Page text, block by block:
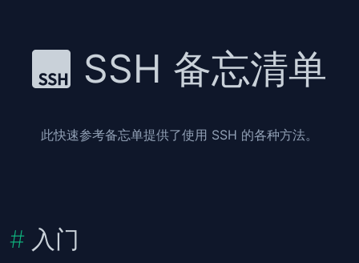
SSH 备忘清单
此快速参考备忘单提供了使用 SSH 的各种方法。
入门